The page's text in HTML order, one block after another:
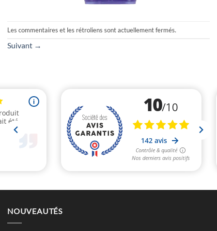
Les commentaires et les rétroliens sont actuellement fermés.
Suivant →
NOUVEAUTÉS